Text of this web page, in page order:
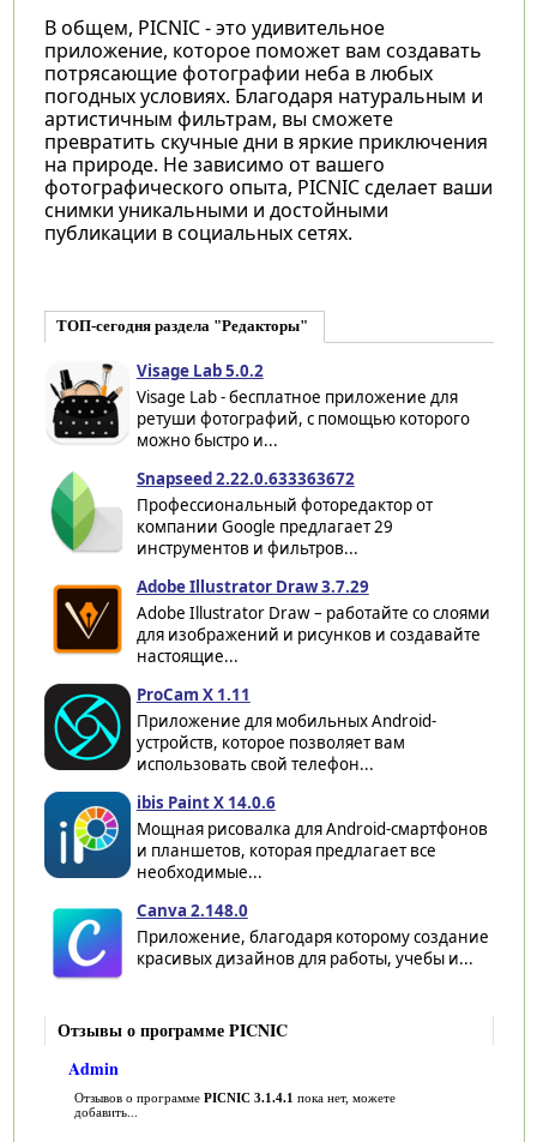
В общем, PICNIC - это удивительное
приложение, которое поможет вам создавать
потрясающие фотографии неба в любых
погодных условиях. Благодаря натуральным и
артистичным фильтрам, вы сможете
превратить скучные дни в яркие приключения
на природе. Не зависимо от вашего
фотографического опыта, PICNIC сделает ваши
снимки уникальными и достойными
публикации в социальных сетях.
ТОП-сегодня раздела "Редакторы"
Visage Lab 5.0.2
Visage Lab - бесплатное приложение для
ретуши фотографий, с помощью которого
можно быстро и...
Snapseed 2.22.0.633363672
Профессиональный фоторедактор от
компании Google предлагает 29
инструментов и фильтров...
Adobe Illustrator Draw 3.7.29
Adobe Illustrator Draw – работайте со слоями
для изображений и рисунков и создавайте
настоящие...
ProCam X 1.11
Приложение для мобильных Android-
устройств, которое позволяет вам
использовать свой телефон...
ibis Paint X 14.0.6
Мощная рисовалка для Android-смартфонов
и планшетов, которая предлагает все
необходимые...
Canva 2.148.0
Приложение, благодаря которому создание
красивых дизайнов для работы, учебы и...
Отзывы о программе PICNIC
Admin
Отзывов о программе PICNIC 3.1.4.1 пока нет, можете
добавить...